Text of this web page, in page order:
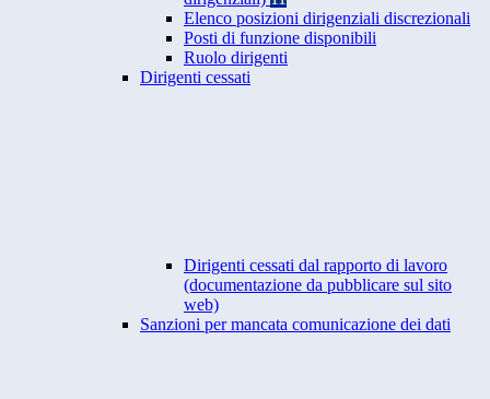
Elenco posizioni dirigenziali discrezionali
Posti di funzione disponibili
Ruolo dirigenti
Dirigenti cessati
Dirigenti cessati dal rapporto di lavoro
(documentazione da pubblicare sul sito
web)
Sanzioni per mancata comunicazione dei dati